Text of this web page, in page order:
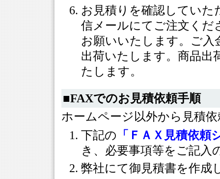
お見積りを確認していた
信メールにてご注文くだ
お願いいたします。ご入
出荷いたします。商品出
たします。
■FAXでのお見積依頼手順
ホームページ以外から見積
下記の 「ＦＡＸ見積依頼
き、必要事項等をご記入
弊社にて御見積書を作成